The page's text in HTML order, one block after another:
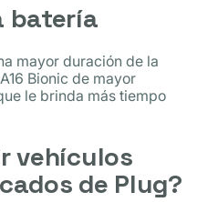
batería
mayor duración de la
Bionic de mayor
le brinda más tiempo
vehículos
de Plug?